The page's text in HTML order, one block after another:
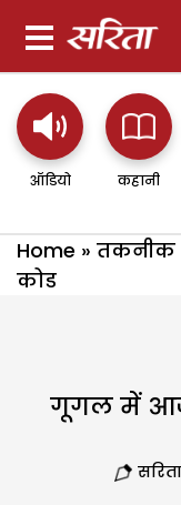
ऑडियो कहानी
Home » तकनीक
कोड
गूगल में आज